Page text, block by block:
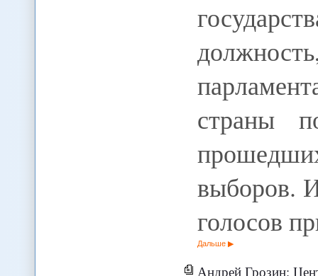
страны
выборов.
голосов
Дальше
Андрей Грозин: